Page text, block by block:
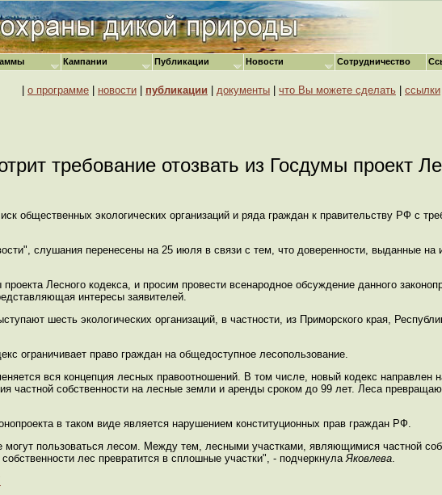
о программе новости публикации документы что Вы можете сделать ссылки
требование отозвать из Госдумы проект
общественных экологических организаций и ряда граждан к правительству РФ с
слушания перенесены на 25 июля в связи с тем, что доверенности, выданные на
Лесного кодекса, и просим провести всенародное обсуждение данного
интересы заявителей.
шесть экологических организаций, в частности, из Приморского края,
ограничивает право граждан на общедоступное лесопользование.
вся концепция лесных правоотношений. В том числе, новый кодекс направлен
частной собственности на лесные земли и аренды сроком до 99 лет. Леса
в таком виде является нарушением конституционных прав граждан РФ.
могут пользоваться лесом. Между тем, лесными участками, являющимися частной
лес превратится в сплошные участки", - подчеркнулаЯковлева.
Кампании Публикации Новости Сотрудничество